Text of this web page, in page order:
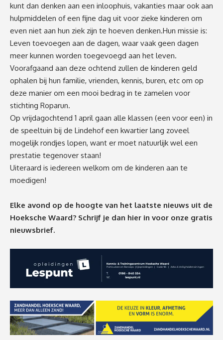
kunt dan denken aan een inloophuis, vakanties maar ook aan
hulpmiddelen of een fijne dag uit voor zieke kinderen om
even niet aan hun ziek zijn te hoeven denken.Hun missie is:
Leven toevoegen aan de dagen, waar vaak geen dagen
meer kunnen worden toegevoegd aan het leven.
Voorafgaand aan deze ochtend zullen de kinderen geld
ophalen bij hun familie, vrienden, kennis, buren, etc om op
deze manier om een mooi bedrag in te zamelen voor
stichting Roparun.
Op vrijdagochtend 1 april gaan alle klassen (een voor een) in
de speeltuin bij de Lindehof een kwartier lang zoveel
mogelijk rondjes lopen, want er moet natuurlijk wel een
prestatie tegenover staan!
Uiteraard is iedereen welkom om de kinderen aan te
moedigen!
Elke avond op de hoogte van het laatste nieuws uit de
Hoeksche Waard? Schrijf je dan hier in voor onze gratis
nieuwsbrief.